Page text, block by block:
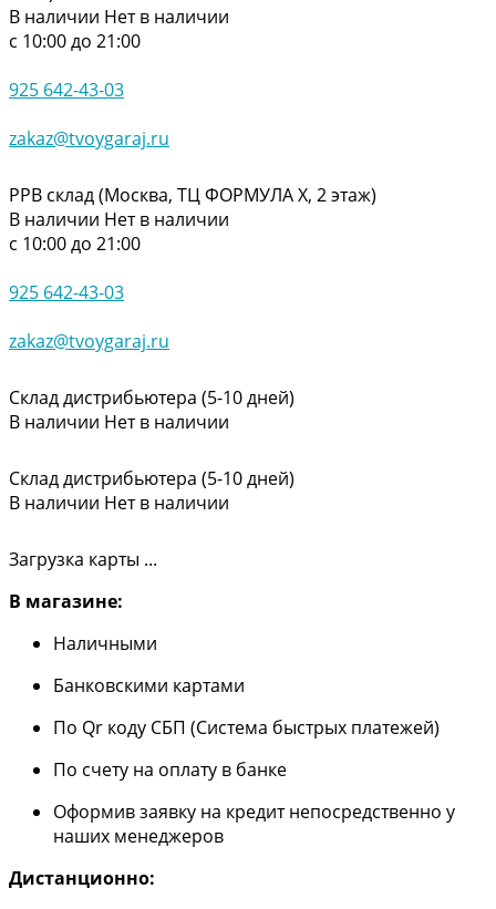
В наличии Нет в наличии
с 10:00 до 21:00
925 642-43-03
zakaz@tvoygaraj.ru
РРВ склад (Москва, ТЦ ФОРМУЛА Х, 2 этаж)
В наличии Нет в наличии
с 10:00 до 21:00
925 642-43-03
zakaz@tvoygaraj.ru
Склад дистрибьютера (5-10 дней)
В наличии Нет в наличии
Склад дистрибьютера (5-10 дней)
В наличии Нет в наличии
Загрузка карты ...
В магазине:
Наличными
Банковскими картами
По Qr коду СБП (Система быстрых платежей)
По счету на оплату в банке
Оформив заявку на кредит непосредственно у
наших менеджеров
Дистанционно: